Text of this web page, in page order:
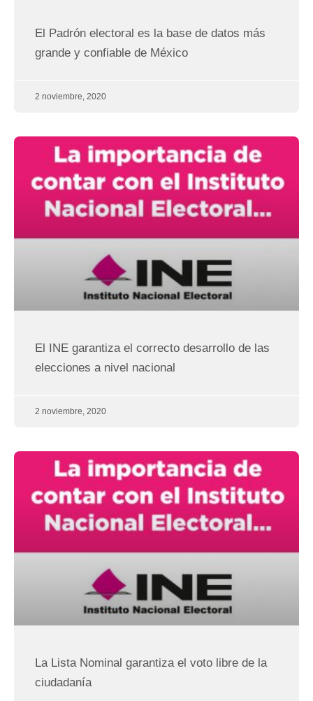
El Padrón electoral es la base de datos más
grande y confiable de México
2 noviembre, 2020
El INE garantiza el correcto desarrollo de las
elecciones a nivel nacional
2 noviembre, 2020
La Lista Nominal garantiza el voto libre de la
ciudadanía